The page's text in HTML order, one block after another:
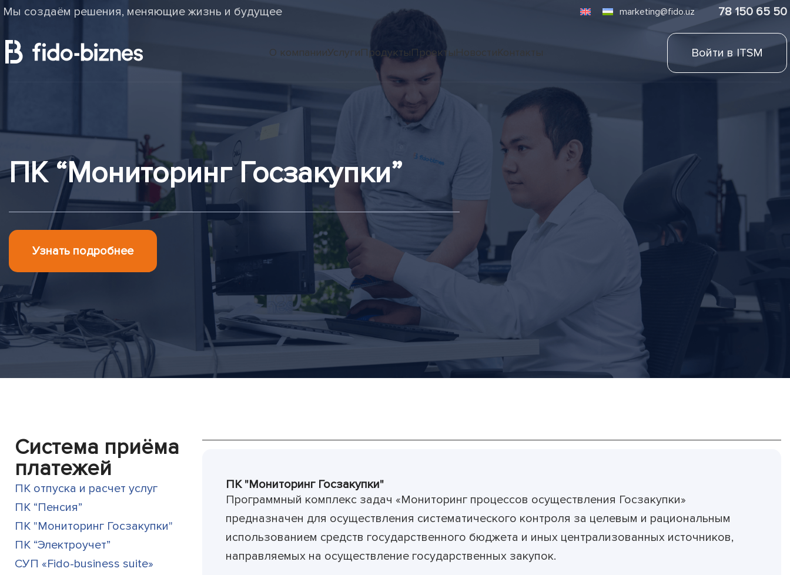
Мы создаём решения, меняющие жизнь и будущее marketing@fido.uz 78 150 65 50
О компанииУслугиПродуктыПроектыНовостиКонтакты Войти в ITSM
ПК “Мониторинг Госзакупки”
Узнать подробнее
Система приёма
платежей
ПК отпуска и расчет услуг
ПК “Пенсия”
ПК "Мониторинг Госзакупки"
ПК “Электроучет”
СУП «Fido-business suite»
ПК "Мониторинг Госзакупки"
Программный комплекс задач «Мониторинг процессов осуществления Госзакупки»
предназначен для осуществления систематического контроля за целевым и рациональным
использованием средств государственного бюджета и иных централизованных источников,
направляемых на осуществление государственных закупок.